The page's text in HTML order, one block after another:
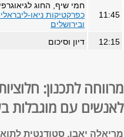
11:45
חמי שיף, החוג
כפרקטיקות ניאו-
ובירושלים
12:15
דיון וסיכום
מרווחה לתכנון:
לאנשים עם מוגבלות
מריאלה יאבו, סטודנטית